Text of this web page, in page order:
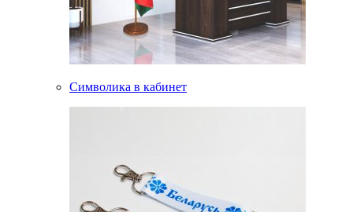
Символика в кабинет